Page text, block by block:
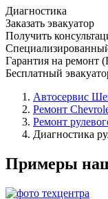
Диагностика
Заказать эвакуатор
Получить
Гарантия на ремонт
Бесплатный
Автосервис
Ремонт
Ремонт
Диагностика
Примеры